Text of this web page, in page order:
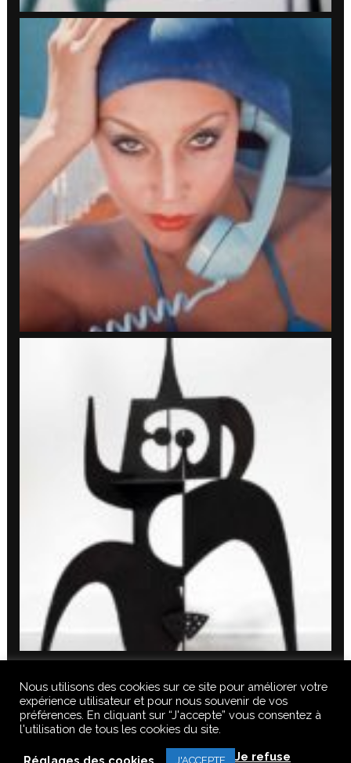
TEXTES, IMAGES, VIDEOS, GRAPHIQUES, SONS DE CE SITE SONT
Nous utilisons des cookies sur ce site pour améliorer votre
expérience utilisateur et pour nous souvenir de vos
préférences. En cliquant sur “J'accepte” vous consentez à
l'utilisation de tous les cookies du site.
Réglages des cookies J'ACCEPTE Je refuse